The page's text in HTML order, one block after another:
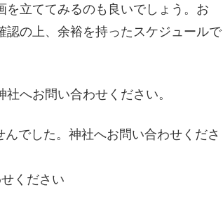
を立ててみるのも良いでしょう。お
の上、余裕を持ったスケジュールで
へお問い合わせください。
でした。神社へお問い合わせくださ
ください